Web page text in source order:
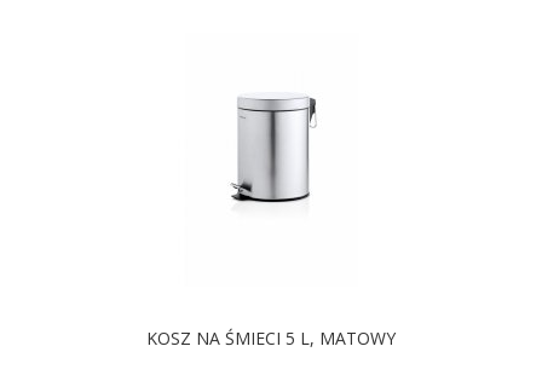
KOSZ NA ŚMIECI 5 L, MATOWY